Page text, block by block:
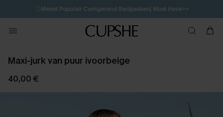
🩱Meest Populair Corrigerend Badpakken| Must Have>>
💌Abonneer je & ontvang tot 15% korting>>
Koop 3, krijg 15% korting | CODE: SW15 1D:12H:57M:19S
Maxi-jurk van puur ivoorbeige
40,00 €